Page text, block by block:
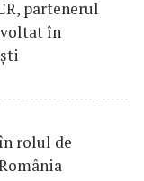
partenerul
în
rolul de